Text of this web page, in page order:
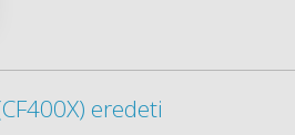
eredeti